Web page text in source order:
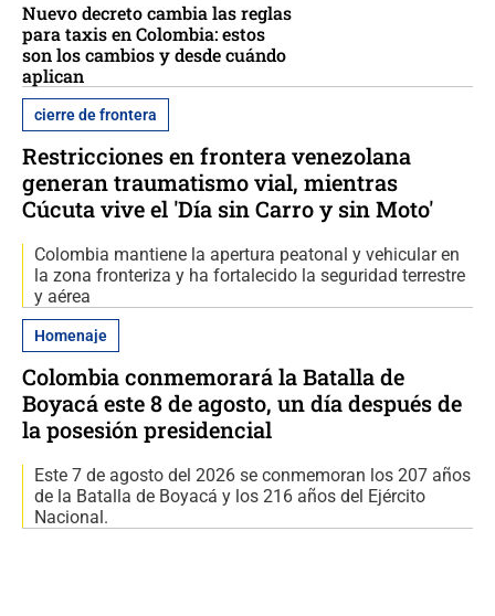
Nuevo decreto cambia las reglas
para taxis en Colombia: estos
son los cambios y desde cuándo
aplican
cierre de frontera
Restricciones en frontera venezolana
generan traumatismo vial, mientras
Cúcuta vive el 'Día sin Carro y sin Moto'
Colombia mantiene la apertura peatonal y vehicular en
la zona fronteriza y ha fortalecido la seguridad terrestre
y aérea
Homenaje
Colombia conmemorará la Batalla de
Boyacá este 8 de agosto, un día después de
la posesión presidencial
Este 7 de agosto del 2026 se conmemoran los 207 años
de la Batalla de Boyacá y los 216 años del Ejército
Nacional.